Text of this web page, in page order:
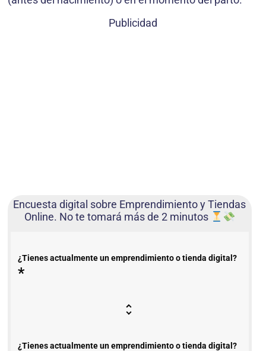
Publicidad
Encuesta digital sobre Emprendimiento y Tiendas
Online. No te tomará más de 2 minutos
¿Tienes actualmente un emprendimiento o tienda digital?
*
¿Tienes actualmente un emprendimiento o tienda digital?